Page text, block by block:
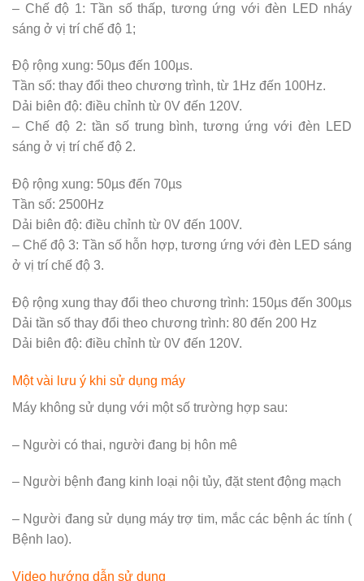
– Chế độ 1: Tần số thấp, tương ứng với đèn LED nháy
sáng ở vị trí chế độ 1;
Độ rộng xung: 50µs đến 100µs.
Tần số: thay đổi theo chương trình, từ 1Hz đến 100Hz.
Dải biên độ: điều chỉnh từ 0V đến 120V.
– Chế độ 2: tần số trung bình, tương ứng với đèn LED
sáng ở vị trí chế độ 2.
Độ rộng xung: 50µs đến 70µs
Tần số: 2500Hz
Dải biên độ: điều chỉnh từ 0V đến 100V.
– Chế độ 3: Tần số hỗn hợp, tương ứng với đèn LED sáng
ở vị trí chế độ 3.
Độ rộng xung thay đổi theo chương trình: 150µs đến 300µs
Dải tần số thay đổi theo chương trình: 80 đến 200 Hz
Dải biên độ: điều chỉnh từ 0V đến 120V.
Một vài lưu ý khi sử dụng máy
Máy không sử dụng với một số trường hợp sau:
– Người có thai, người đang bị hôn mê
– Người bệnh đang kinh loại nội tủy, đặt stent động mạch
– Người đang sử dụng máy trợ tim, mắc các bệnh ác tính (
Bệnh lao).
Video hướng dẫn sử dụng